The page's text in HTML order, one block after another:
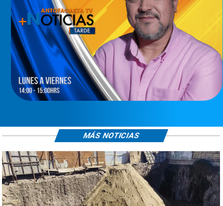
MÁS NOTICIAS